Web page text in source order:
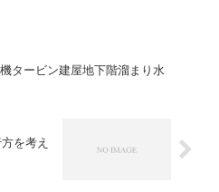
タービン建屋地下階溜まり水
を考え